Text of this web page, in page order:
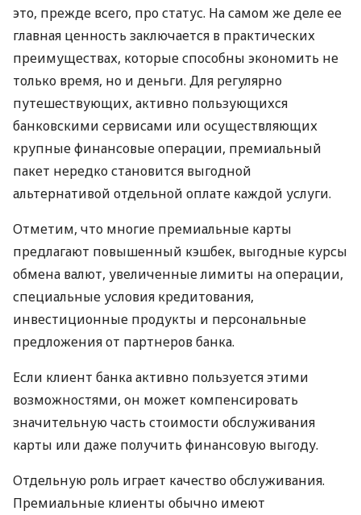
это, прежде всего, про статус. На самом же деле ее
главная ценность заключается в практических
преимуществах, которые способны экономить не
только время, но и деньги. Для регулярно
путешествующих, активно пользующихся
банковскими сервисами или осуществляющих
крупные финансовые операции, премиальный
пакет нередко становится выгодной
альтернативой отдельной оплате каждой услуги.
Отметим, что многие премиальные карты
предлагают повышенный кэшбек, выгодные курсы
обмена валют, увеличенные лимиты на операции,
специальные условия кредитования,
инвестиционные продукты и персональные
предложения от партнеров банка.
Если клиент банка активно пользуется этими
возможностями, он может компенсировать
значительную часть стоимости обслуживания
карты или даже получить финансовую выгоду.
Отдельную роль играет качество обслуживания.
Премиальные клиенты обычно имеют